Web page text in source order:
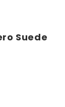
Suede